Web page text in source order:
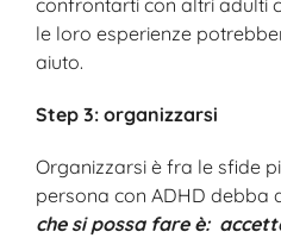
le loro esperienze
aiuto.
Step 3: organizzarsi
Organizzarsi è fra le sfide
persona con ADHD debba
che si possa fare è: